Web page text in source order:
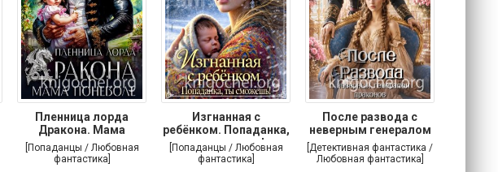
Пленница лорда
Дракона. Мама
поневоле
[Попаданцы / Любовная
фантастика]
Изгнанная с
ребёнком. Попаданка,
ты сможешь!
[Попаданцы / Любовная
фантастика]
После развода с
неверным генералом
драконов
[Детективная фантастика /
Любовная фантастика]